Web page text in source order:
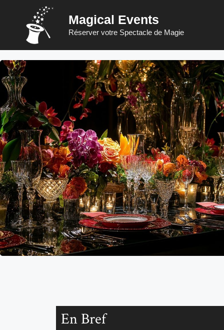
contenu
Magical Events
Réserver votre Spectacle de Magie
En Bref